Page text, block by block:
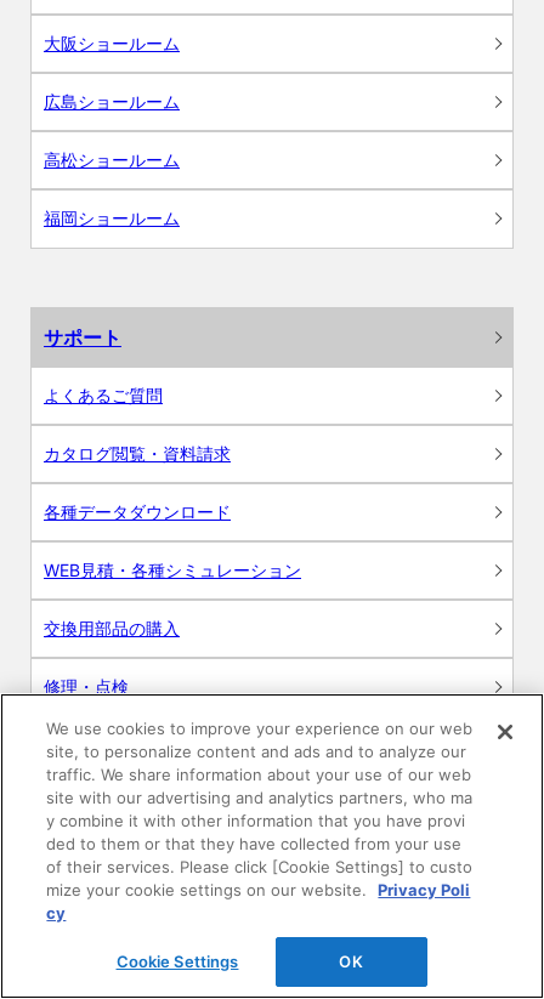
大阪ショールーム
広島ショールーム
高松ショールーム
福岡ショールーム
サポート
よくあるご質問
カタログ閲覧・資料請求
各種データダウンロード
WEB見積・各種シミュレーション
交換用部品の購入
修理・点検
お問い合わせ
ログイン
建築・設計関係者様向けサイト
ユーザー登録サービス
WEB見積システム
We use cookies to improve your experience on our web
site, to personalize content and ads and to analyze our
traffic. We share information about your use of our web
site with our advertising and analytics partners, who ma
y combine it with other information that you have provi
ded to them or that they have collected from your use
of their services. Please click [Cookie Settings] to custo
mize your cookie settings on our website.
Privacy Poli
cy
Cookie Settings OK